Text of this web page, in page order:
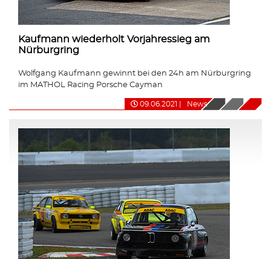
Kaufmann wiederholt Vorjahressieg am
Nürburgring
Wolfgang Kaufmann gewinnt bei den 24h am Nürburgring
im MATHOL Racing Porsche Cayman
09.06.2021 News